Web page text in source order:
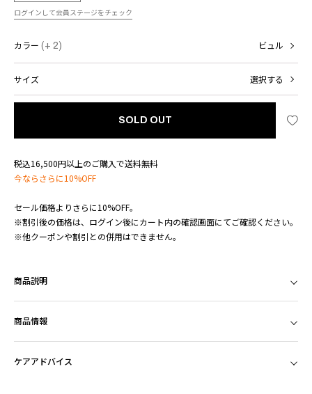
ログインして会員ステージをチェック
カラー (+ 2) ビュル
サイズ 選択する
SOLD OUT
税込16,500円以上のご購入で送料無料
今ならさらに10%OFF
セール価格よりさらに10%OFF。
※割引後の価格は、ログイン後にカート内の確認画面にてご確認ください。
※他クーポンや割引との併用はできません。
商品説明
商品情報
ケアアドバイス